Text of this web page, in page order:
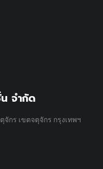
จำกัด
กร เขตจตุจักร กรุงเทพฯ